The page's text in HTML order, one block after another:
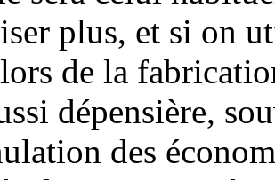
plus, et si on
de la
dépensière,
des